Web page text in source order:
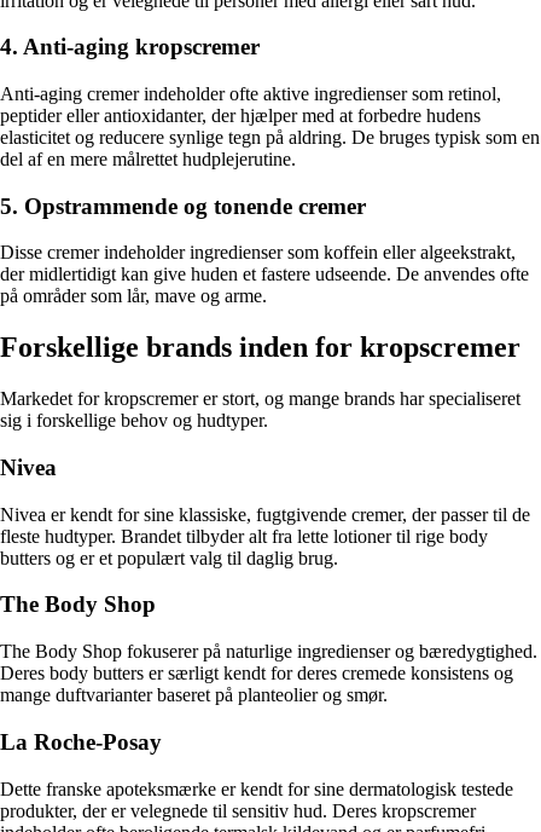
4. Anti-aging kropscremer
Anti-aging cremer indeholder ofte aktive ingredienser som retinol,
peptider eller antioxidanter, der hjælper med at forbedre hudens
elasticitet og reducere synlige tegn på aldring. De bruges typisk som en
del af en mere målrettet hudplejerutine.
5. Opstrammende og tonende cremer
Disse cremer indeholder ingredienser som koffein eller algeekstrakt,
der midlertidigt kan give huden et fastere udseende. De anvendes ofte
på områder som lår, mave og arme.
Forskellige brands inden for kropscremer
Markedet for kropscremer er stort, og mange brands har specialiseret
sig i forskellige behov og hudtyper.
Nivea
Nivea er kendt for sine klassiske, fugtgivende cremer, der passer til de
fleste hudtyper. Brandet tilbyder alt fra lette lotioner til rige body
butters og er et populært valg til daglig brug.
The Body Shop
The Body Shop fokuserer på naturlige ingredienser og bæredygtighed.
Deres body butters er særligt kendt for deres cremede konsistens og
mange duftvarianter baseret på planteolier og smør.
La Roche-Posay
Dette franske apoteksmærke er kendt for sine dermatologisk testede
produkter, der er velegnede til sensitiv hud. Deres kropscremer